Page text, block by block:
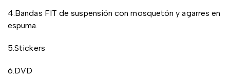
4.Bandas FIT de suspensión con mosquetón y agarres en
espuma.
5.Stickers
6.DVD